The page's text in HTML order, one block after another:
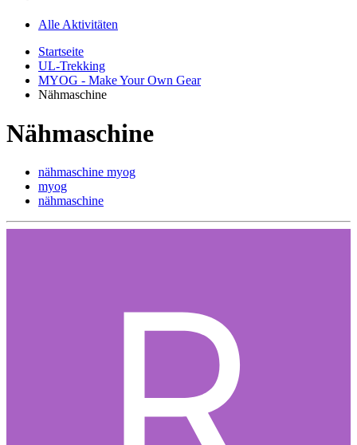
Alle Aktivitäten
Startseite
UL-Trekking
MYOG - Make Your Own Gear
Nähmaschine
Nähmaschine
nähmaschine myog
myog
nähmaschine